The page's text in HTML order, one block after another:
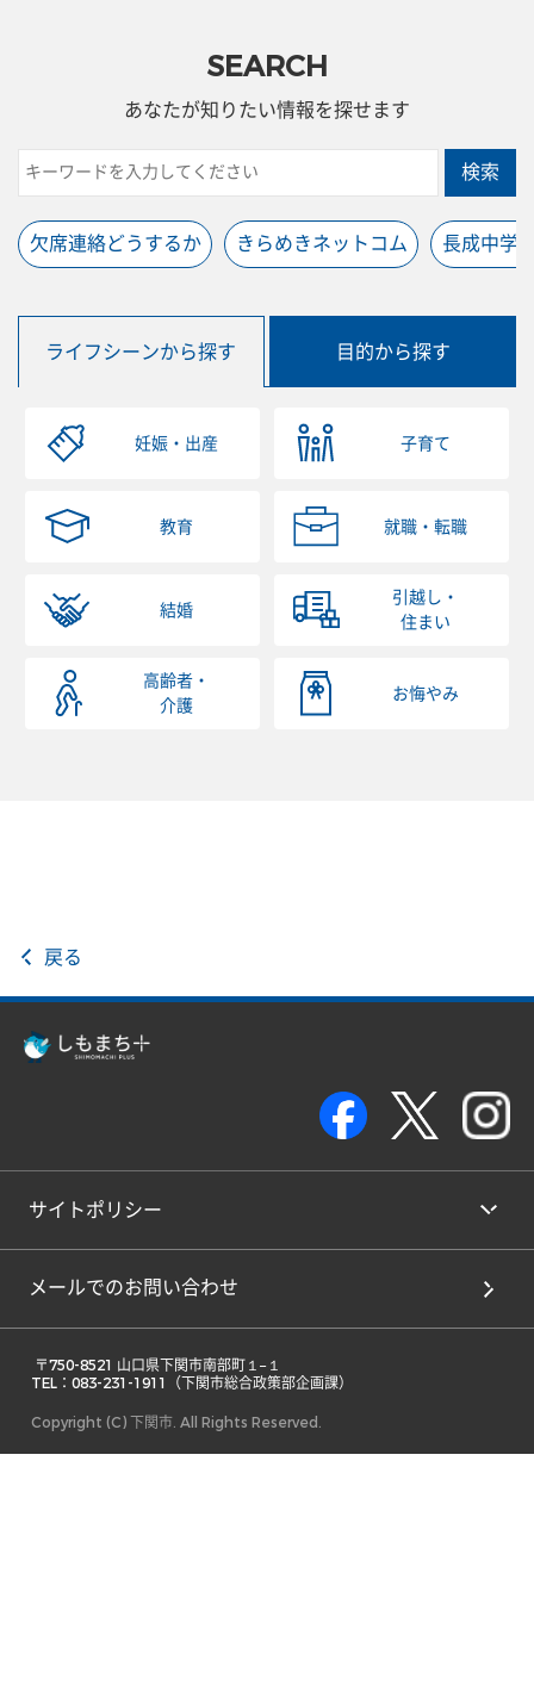
SEARCH
あなたが知りたい情報を探せます
検索
欠席連絡どうするか きらめきネットコム 長成中学
ライフシーンから探す 目的から探す
妊娠・出産 子育て
教育 就職・転職
結婚
引越し・
住まい
高齢者・
介護
お悔やみ
戻る
サイトポリシー
メールでのお問い合わせ
TEL：083-231-1911（下関市総合政策部企画課）
Copyright (C) 下関市. All Rights Reserved.